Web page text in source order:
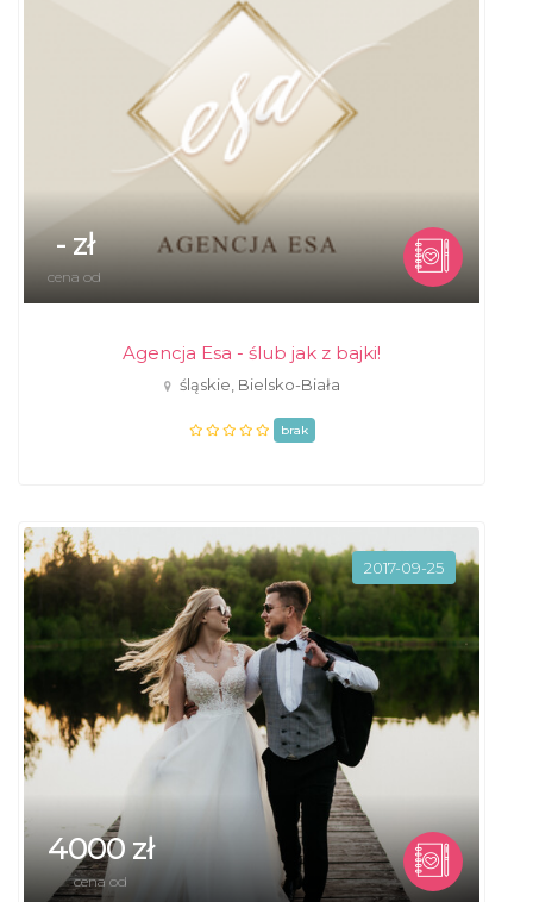
- zł
cena od
Agencja Esa - ślub jak z bajki!
śląskie, Bielsko-Biała
brak
2017-09-25
4000 zł
cena od